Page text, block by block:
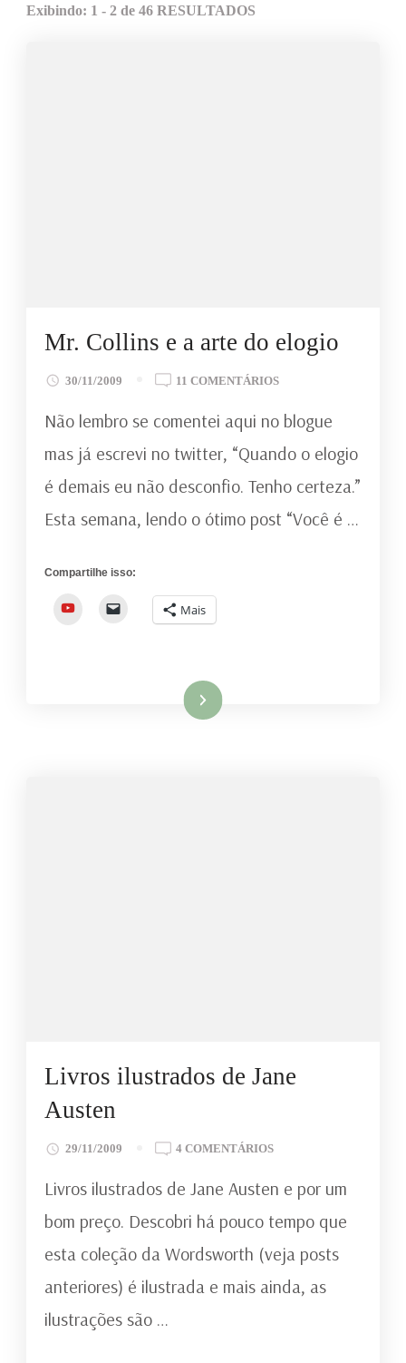
Exibindo: 1 - 2 de 46 RESULTADOS
Mr. Collins e a arte do elogio
30/11/2009 11 COMENTÁRIOSEM
COLLINS
A
ARTE
ELOGIO
Não lembro se comentei aqui no blogue
mas já escrevi no twitter, “Quando o elogio
é demais eu não desconfio. Tenho certeza.”
Esta semana, lendo o ótimo post “Você é …
Compartilhe isso:
YouTube Mais
Ler mais
Livros ilustrados de Jane
Austen
29/11/2009 4 COMENTÁRIOSEM
ILUSTRADOS
JANE
AUSTEN
Livros ilustrados de Jane Austen e por um
bom preço. Descobri há pouco tempo que
esta coleção da Wordsworth (veja posts
anteriores) é ilustrada e mais ainda, as
ilustrações são …